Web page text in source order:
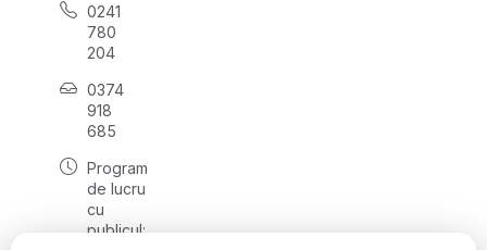
0241
780
204
0374
918
685
Program
de lucru
cu
publicul: